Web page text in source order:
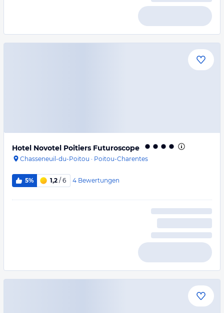
Hotel Novotel Poitiers Futuroscope
Chasseneuil-du-Poitou · Poitou-Charentes
5% 1,2 / 6 4 Bewertungen